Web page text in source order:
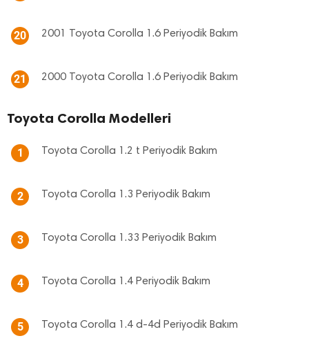
20 2001 Toyota Corolla 1.6 Periyodik Bakım
21 2000 Toyota Corolla 1.6 Periyodik Bakım
Toyota Corolla Modelleri
1 Toyota Corolla 1.2 t Periyodik Bakım
2 Toyota Corolla 1.3 Periyodik Bakım
3 Toyota Corolla 1.33 Periyodik Bakım
4 Toyota Corolla 1.4 Periyodik Bakım
5 Toyota Corolla 1.4 d-4d Periyodik Bakım